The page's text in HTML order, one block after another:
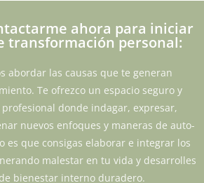
ahora para iniciar
transformación personal:
abordar las causas que te generan
Te ofrezco un espacio seguro y
donde indagar, expresar,
nuevos enfoques y maneras de auto-
es que consigas elaborar e integrar los
malestar en tu vida y desarrolles
bienestar interno duradero.